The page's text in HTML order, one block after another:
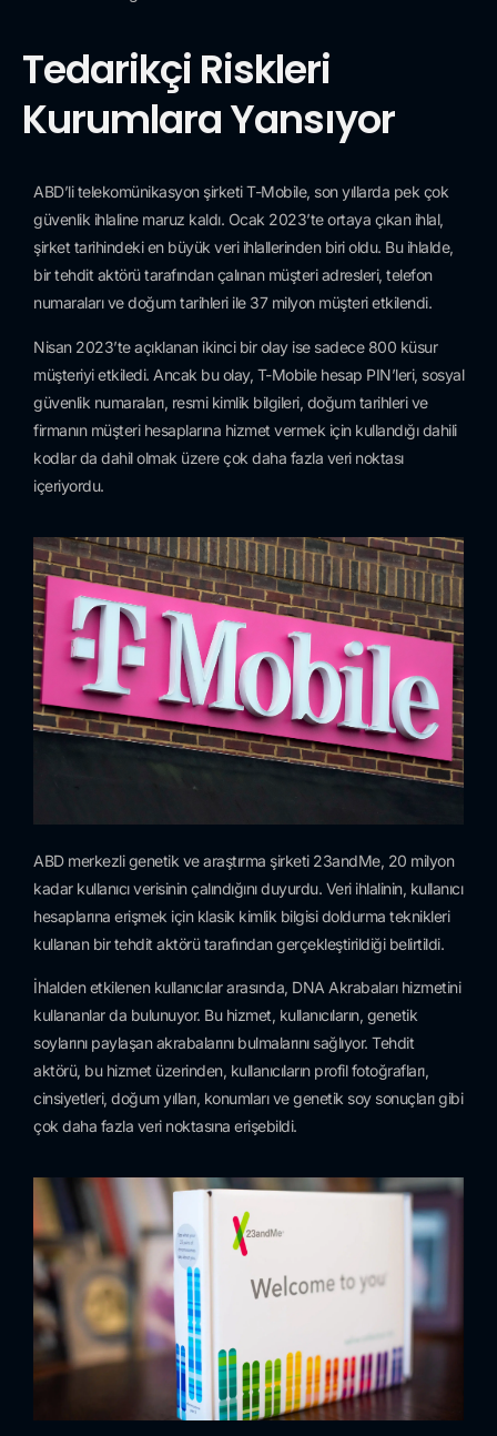
Tedarikçi Riskleri
Kurumlara Yansıyor
ABD’li telekomünikasyon şirketi T-Mobile, son yıllarda pek çok
güvenlik ihlaline maruz kaldı. Ocak 2023’te ortaya çıkan ihlal,
şirket tarihindeki en büyük veri ihlallerinden biri oldu. Bu ihlalde,
bir tehdit aktörü tarafından çalınan müşteri adresleri, telefon
numaraları ve doğum tarihleri ile 37 milyon müşteri etkilendi.
Nisan 2023’te açıklanan ikinci bir olay ise sadece 800 küsur
müşteriyi etkiledi. Ancak bu olay, T-Mobile hesap PIN’leri, sosyal
güvenlik numaraları, resmi kimlik bilgileri, doğum tarihleri ve
firmanın müşteri hesaplarına hizmet vermek için kullandığı dahili
kodlar da dahil olmak üzere çok daha fazla veri noktası
içeriyordu.
ABD merkezli genetik ve araştırma şirketi 23andMe, 20 milyon
kadar kullanıcı verisinin çalındığını duyurdu. Veri ihlalinin, kullanıcı
hesaplarına erişmek için klasik kimlik bilgisi doldurma teknikleri
kullanan bir tehdit aktörü tarafından gerçekleştirildiği belirtildi.
İhlalden etkilenen kullanıcılar arasında, DNA Akrabaları hizmetini
kullananlar da bulunuyor. Bu hizmet, kullanıcıların, genetik
soylarını paylaşan akrabalarını bulmalarını sağlıyor. Tehdit
aktörü, bu hizmet üzerinden, kullanıcıların profil fotoğrafları,
cinsiyetleri, doğum yılları, konumları ve genetik soy sonuçları gibi
çok daha fazla veri noktasına erişebildi.